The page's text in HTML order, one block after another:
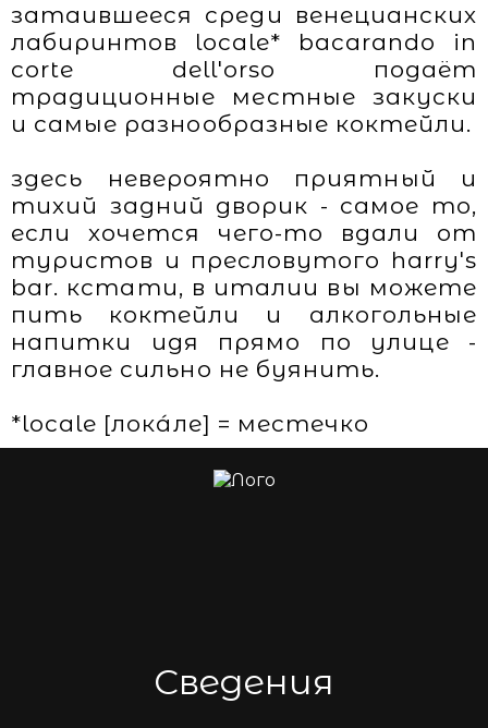
затаившееся среди венецианских
лабиринтов locale* bacarando in
corte dell'orso подаёт
традиционные местные закуски
и самые разнообразные коктейли.
здесь невероятно приятный и
тихий задний дворик - самое то,
если хочется чего-то вдали от
туристов и пресловутого harry's
bar. кстати, в италии вы можете
пить коктейли и алкогольные
напитки идя прямо по улице -
главное сильно не буянить.
*locale [лока́ле] = местечко
Сведения